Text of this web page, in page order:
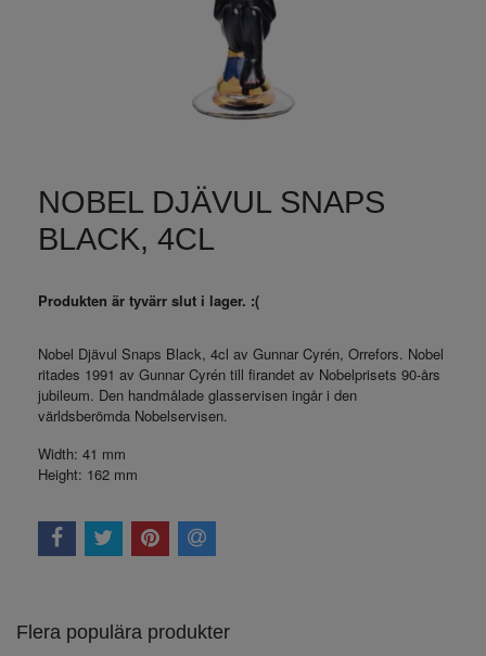
NOBEL DJÄVUL SNAPS
BLACK, 4CL
Produkten är tyvärr slut i lager. :(
Nobel Djävul Snaps Black, 4cl av Gunnar Cyrén, Orrefors. Nobel
ritades 1991 av Gunnar Cyrén till firandet av Nobelprisets 90-års
jubileum. Den handmålade glasservisen ingår i den
världsberömda Nobelservisen.
Width: 41 mm
Height: 162 mm
Flera populära produkter